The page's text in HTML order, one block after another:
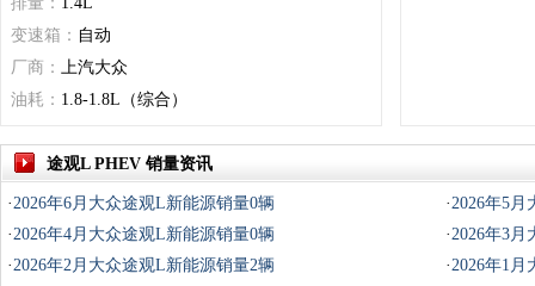
变速箱： 自动
厂商： 上汽大众
油耗： 1.8-1.8L（综合）
途观L PHEV 销量资讯
·2026年6月大众途观L新能源销量0辆 ·2026年5月
·2026年4月大众途观L新能源销量0辆 ·2026年3月
·2026年2月大众途观L新能源销量2辆 ·2026年1月